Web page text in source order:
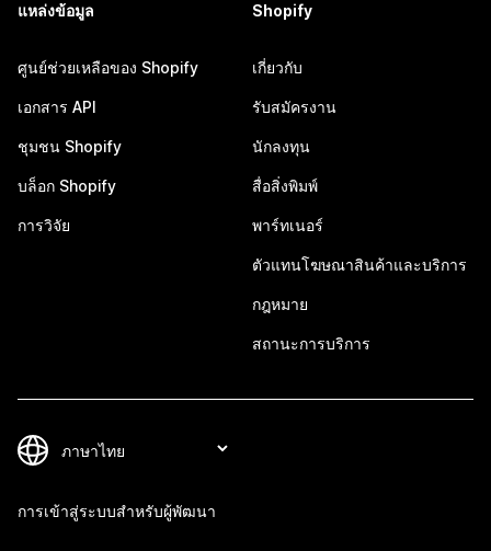
แหล่งข้อมูล
ศูนย์ช่วยเหลือของ Shopify
เอกสาร API
ชุมชน Shopify
บล็อก Shopify
การวิจัย
Shopify
เกี่ยวกับ
รับสมัครงาน
นักลงทุน
สื่อสิ่งพิมพ์
พาร์ทเนอร์
ตัวแทนโฆษณาสินค้าและบริการ
กฎหมาย
สถานะการบริการ
การเข้าสู่ระบบสำหรับผู้พัฒนา